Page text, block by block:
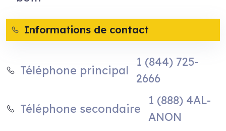
Informations de contact
Téléphone principal
1 (844) 725-
2666
Téléphone secondaire
1 (888) 4AL-
ANON